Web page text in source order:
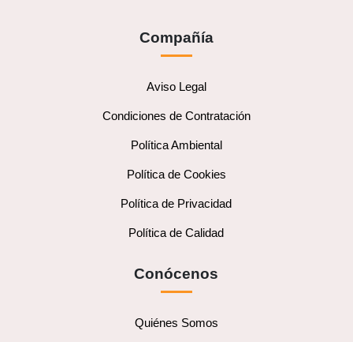
Compañía
Aviso Legal
Condiciones de Contratación
Política Ambiental
Política de Cookies
Política de Privacidad
Política de Calidad
Conócenos
Quiénes Somos